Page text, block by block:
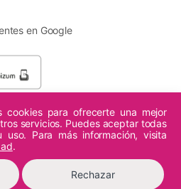
en Google
los derechos reservados.
cookies para ofrecerte una mejor
servicios. Puedes aceptar todas
Para más información, visita
.
Rechazar